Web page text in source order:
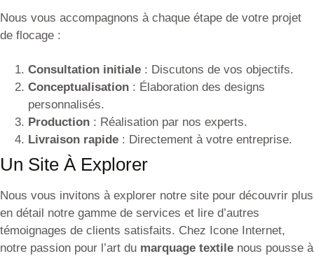
Nous vous accompagnons à chaque étape de votre projet
de flocage :
Consultation initiale : Discutons de vos objectifs.
Conceptualisation : Élaboration des designs
personnalisés.
Production : Réalisation par nos experts.
Livraison rapide : Directement à votre entreprise.
Un Site À Explorer
Nous vous invitons à explorer notre site pour découvrir plus
en détail notre gamme de services et lire d’autres
témoignages de clients satisfaits. Chez Icone Internet,
notre passion pour l’art du marquage textile nous pousse à